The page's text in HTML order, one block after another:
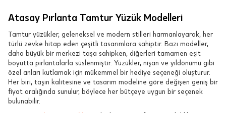
Atasay Pırlanta Tamtur Yüzük Modelleri
Tamtur yüzükler, geleneksel ve modern stilleri harmanlayarak, her
türlü zevke hitap eden çeşitli tasarımlara sahiptir. Bazı modeller,
daha büyük bir merkezi taşa sahipken, diğerleri tamamen eşit
boyutta pırlantalarla süslenmiştir. Yüzükler, nişan ve yıldönümü gibi
özel anları kutlamak için mükemmel bir hediye seçeneği oluşturur.
Her biri, taşın kalitesine ve tasarım modeline göre değişen geniş bir
fiyat aralığında sunulur, böylece her bütçeye uygun bir seçenek
bulunabilir.